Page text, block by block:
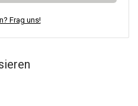
Frag uns!